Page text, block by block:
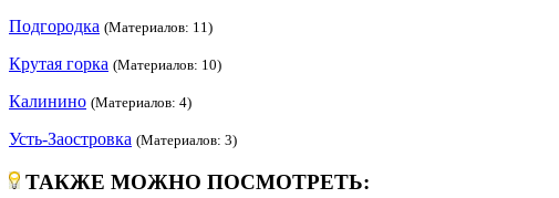
Подгородка (Материалов: 11)
Крутая горка (Материалов: 10)
Калинино (Материалов: 4)
Усть-Заостровка (Материалов: 3)
ТАКЖЕ МОЖНО ПОСМОТРЕТЬ: